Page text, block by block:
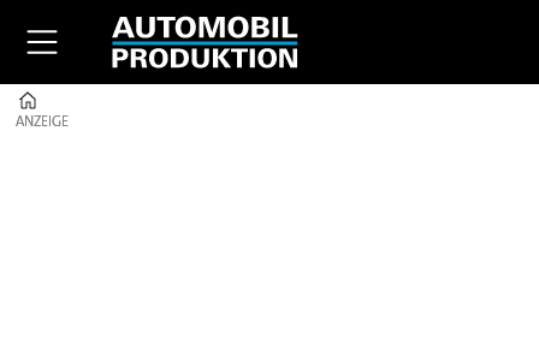
ANZEIGE
ANZEIGE